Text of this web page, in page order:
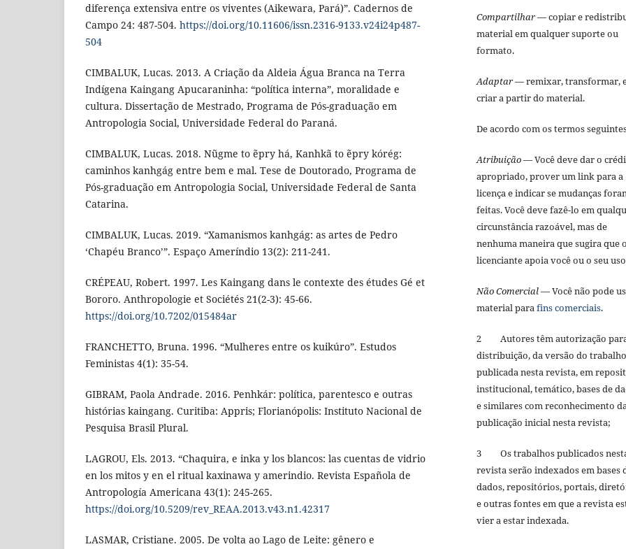
diferença extensiva entre os viventes (Aikewara, Pará)”. Cadernos de
Campo 24: 487-504. https://doi.org/10.11606/issn.2316-9133.v24i24p487-
504
CIMBALUK, Lucas. 2013. A Criação da Aldeia Água Branca na Terra
Indígena Kaingang Apucaraninha: “política interna”, moralidade e
cultura. Dissertação de Mestrado, Programa de Pós-graduação em
Antropologia Social, Universidade Federal do Paraná.
CIMBALUK, Lucas. 2018. Nũgme to ẽpry há, Kanhkã to ẽpry kórég:
caminhos kanhgág entre bem e mal. Tese de Doutorado, Programa de
Pós-graduação em Antropologia Social, Universidade Federal de Santa
Catarina.
CIMBALUK, Lucas. 2019. “Xamanismos kanhgág: as artes de Pedro
‘Chapéu Branco’”. Espaço Ameríndio 13(2): 211-241.
CRÉPEAU, Robert. 1997. Les Kaingang dans le contexte des études Gé et
Bororo. Anthropologie et Sociétés 21(2-3): 45-66.
https://doi.org/10.7202/015484ar
FRANCHETTO, Bruna. 1996. “Mulheres entre os kuikúro”. Estudos
Feministas 4(1): 35-54.
GIBRAM, Paola Andrade. 2016. Penhkár: política, parentesco e outras
histórias kaingang. Curitiba: Appris; Florianópolis: Instituto Nacional de
Pesquisa Brasil Plural.
LAGROU, Els. 2013. “Chaquira, e inka y los blancos: las cuentas de vidrio
en los mitos y en el ritual kaxinawa y amerindio. Revista Española de
Antropología Americana 43(1): 245-265.
https://doi.org/10.5209/rev_REAA.2013.v43.n1.42317
LASMAR, Cristiane. 2005. De volta ao Lago de Leite: gênero e
Compartilhar— copiar e
material em qualquer suporte ou
formato.
Adaptar— remixar, transformar,
criar a partir do material.
De acordo com os termos
Atribuição— Você deve dar o
apropriado, prover um link para a
licença e indicar se mudanças
feitas. Você deve fazê-lo em
circunstância razoável, mas de
nenhuma maneira que sugira que
licenciante apoia você ou o seu
Não Comercial— Você não pode
material para fins comerciais.
2 Autores têm autorização
distribuição, da versão do trabalho
publicada nesta revista, em
institucional, temático, bases de
e similares com reconhecimento
publicação inicial nesta revista;
3 Os trabalhos publicados
revista serão indexados em bases
dados, repositórios, portais,
e outras fontes em que a revista
vier a estar indexada.